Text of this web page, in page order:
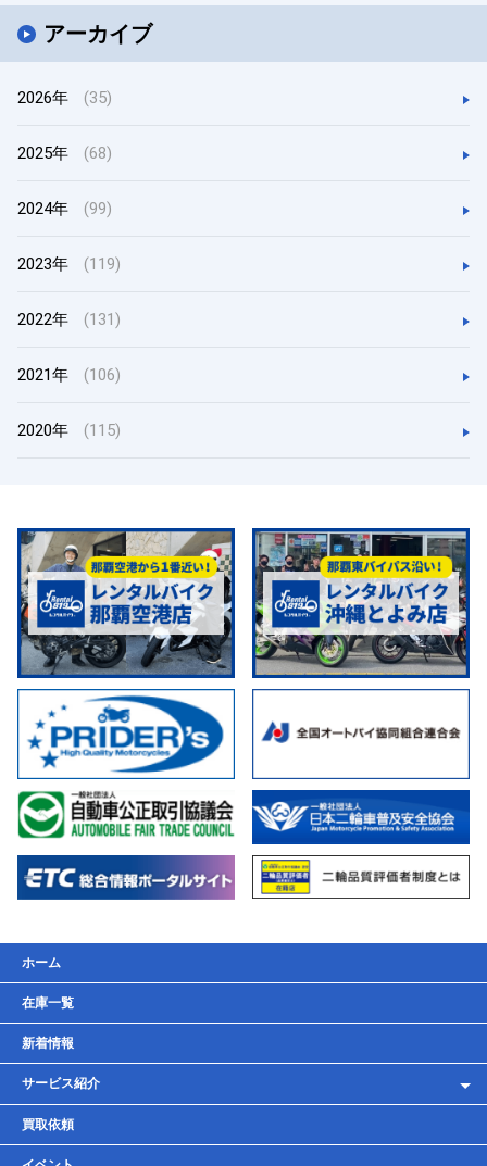
アーカイブ
2026年 (35)
2025年 (68)
2024年 (99)
2023年 (119)
2022年 (131)
2021年 (106)
2020年 (115)
ホーム
在庫一覧
新着情報
サービス紹介
レンタルバイク
買取依頼